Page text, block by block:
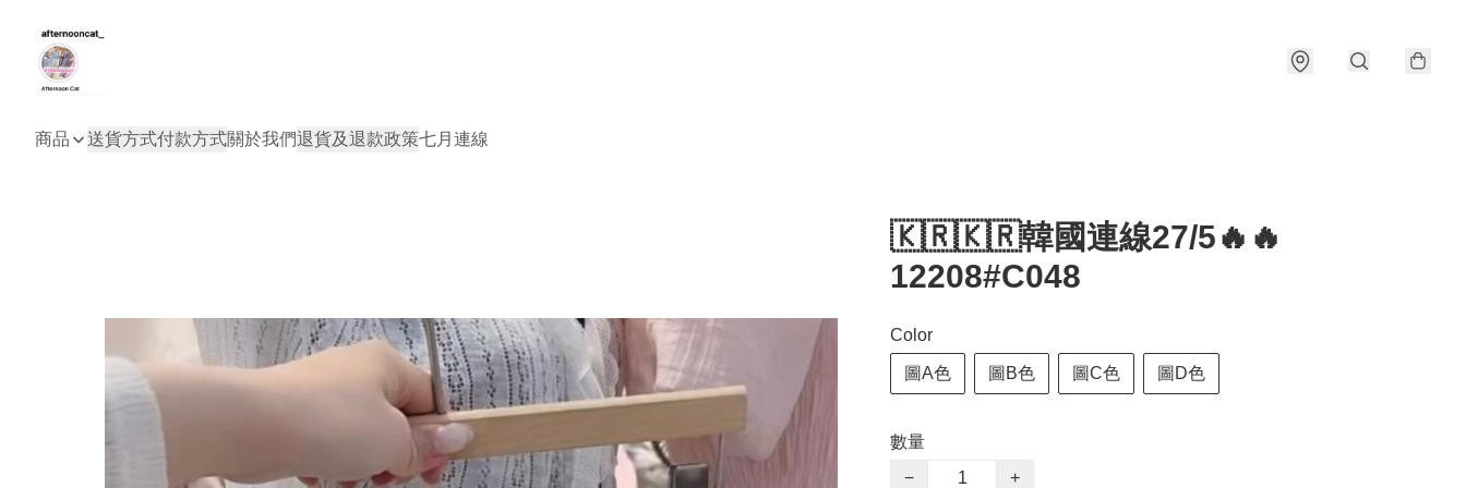
商品 送貨方式付款方式關於我們退貨及退款政策七月連線
🇰🇷🇰🇷韓國連線27/5🔥🔥
12208#C048
Color
圖A色 圖B色 圖C色 圖D色
數量
−
+